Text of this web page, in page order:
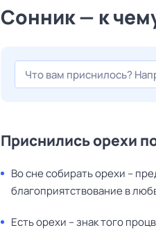
Сонник — к
Приснились орехи
Во сне собирать орехи –
благоприятствование в
Есть орехи – знак того